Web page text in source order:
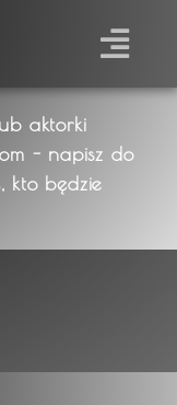
aktorki
- napisz do
kto będzie